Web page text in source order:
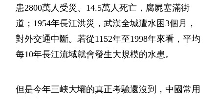
患2800萬人受災、14.5萬人死亡，腐屍塞滿街
道；1954年長江洪災，武漢全城遭水困3個月，
對外交通中斷。若從1152年至1998年來看，平均
每10年長江流域就會發生大規模的水患。
但是今年三峽大壩的真正考驗還沒到，中國常用